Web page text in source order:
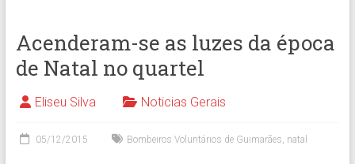
Acenderam-se as luzes da época
de Natal no quartel
Eliseu Silva Noticias Gerais
05/12/2015 Bombeiros Voluntários de Guimarães, natal